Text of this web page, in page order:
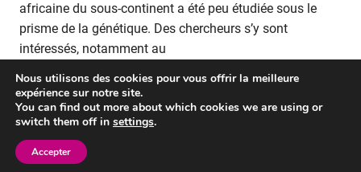
africaine du sous-continent a été peu étudiée sous le
prisme de la génétique. Des chercheurs s’y sont
intéressés, notamment au
READ MORE
WordPress Theme: Gridbox by ThemeZee.
Nous utilisons des cookies pour vous offrir la meilleure
expérience sur notre site.
You can find out more about which cookies we are using or
switch them off in settings.
Accepter